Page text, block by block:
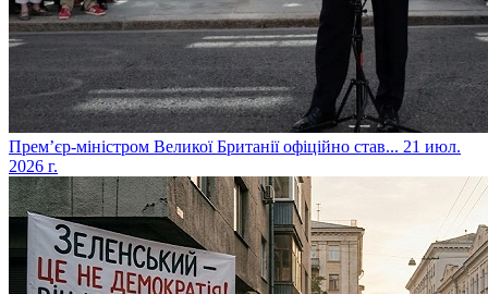
​Прем’єр-міністром Великої Британії офіційно став... 21 июл.
2026 г.